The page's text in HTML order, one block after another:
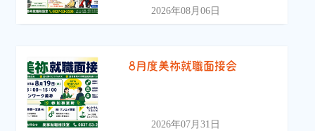
2026年08月06日
8月度美祢就職面接会
2026年07月31日